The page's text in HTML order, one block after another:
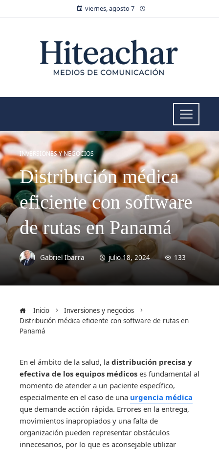
viernes, agosto 7
INVERSIONES Y NEGOCIOS
Distribución médica
eficiente con software
de rutas en Panamá
Gabriel Ibarra julio 18, 2024 133
Inicio
Inversiones y negocios
Distribución médica eficiente con software de rutas en
Panamá
En el ámbito de la salud, la distribución precisa y
efectiva de los equipos médicos es fundamental al
momento de atender a un paciente específico,
especialmente en el caso de una urgencia médica
que demande acción rápida. Errores en la entrega,
movimientos inapropiados y una falta de
organización pueden representar obstáculos
innecesarios, por lo que es aconsejable utilizar